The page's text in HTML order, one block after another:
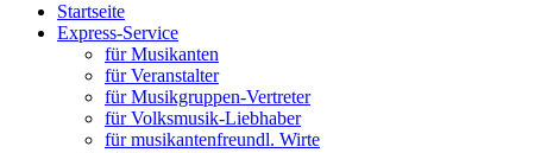
Startseite
Express-Service
für Musikanten
für Veranstalter
für Musikgruppen-Vertreter
für Volksmusik-Liebhaber
für musikantenfreundl. Wirte